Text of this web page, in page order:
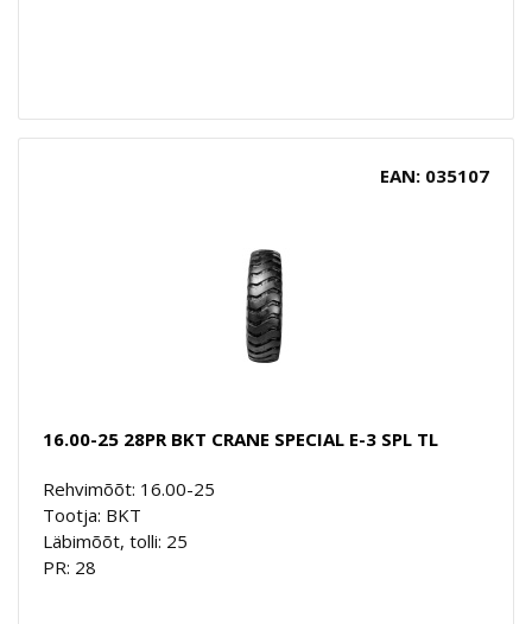
EAN: 035107
16.00-25 28PR BKT CRANE SPECIAL E-3 SPL TL
Rehvimõõt: 16.00-25
Tootja: BKT
Läbimõõt, tolli: 25
PR: 28